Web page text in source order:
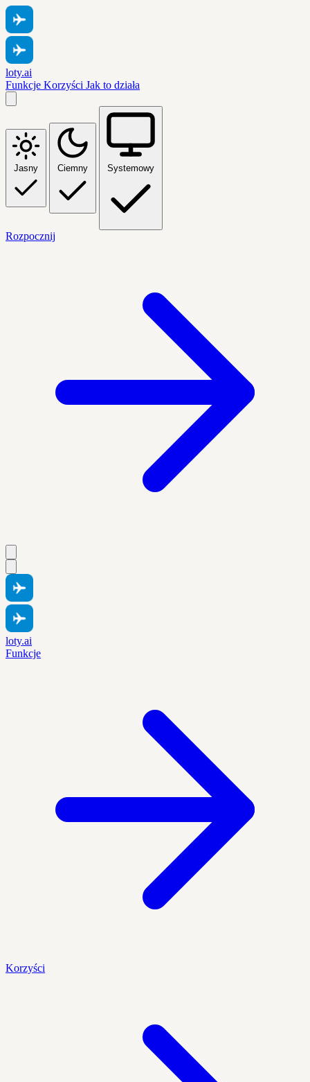
loty.ai
Funkcje Korzyści Jak to działa
Jasny Ciemny Systemowy
Rozpocznij
loty.ai
Funkcje
Korzyści